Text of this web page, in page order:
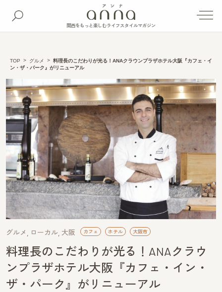
関西をもっと楽しむライフスタイルマガジン
TOP グルメ
料理長のこだわりが光る！ANAクラウンプラザホテル大阪『カフェ・イ
ン・ザ・パーク』がリニューアル
グルメ ローカル 大阪 カフェ ホテル 大阪市
料理長のこだわりが光る！ANAクラウ
ンプラザホテル大阪『カフェ・イン・
ザ・パーク』がリニューアル